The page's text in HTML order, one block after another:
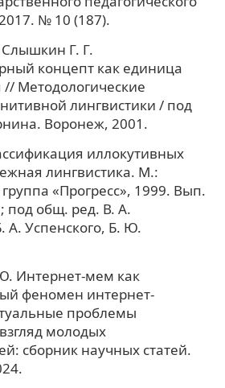
№ 10 (187).
Г. Г.
концепт как единица
// Методологические
лингвистики / под
Воронеж, 2001.
иллокутивных
лингвистика. М.:
«Прогресс», 1999. Вып.
под общ. ред. В. А.
А. Успенского, Б. Ю.
Интернет-мем как
феномен интернет-
проблемы
молодых
сборник научных статей.